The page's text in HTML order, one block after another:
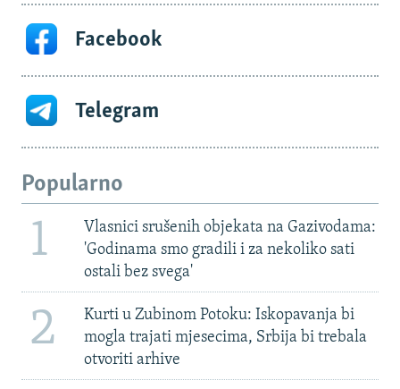
Facebook
Telegram
Popularno
1
Vlasnici srušenih objekata na Gazivodama:
'Godinama smo gradili i za nekoliko sati
ostali bez svega'
2
Kurti u Zubinom Potoku: Iskopavanja bi
mogla trajati mjesecima, Srbija bi trebala
otvoriti arhive